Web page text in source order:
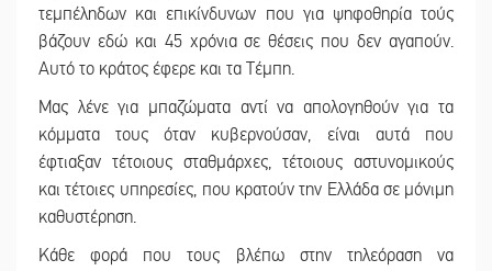
τεμπέληδων και επικίνδυνων που για ψηφοθηρία τούς
βάζουν εδώ και 45 χρόνια σε θέσεις που δεν αγαπούν.
Αυτό το κράτος έφερε και τα Τέμπη.
Μας λένε για μπαζώματα αντί να απολογηθούν για τα
κόμματα τους όταν κυβερνούσαν, είναι αυτά που
έφτιαξαν τέτοιους σταθμάρχες, τέτοιους αστυνομικούς
και τέτοιες υπηρεσίες, που κρατούν την Ελλάδα σε μόνιμη
καθυστέρηση.
Κάθε φορά που τους βλέπω στην τηλεόραση να